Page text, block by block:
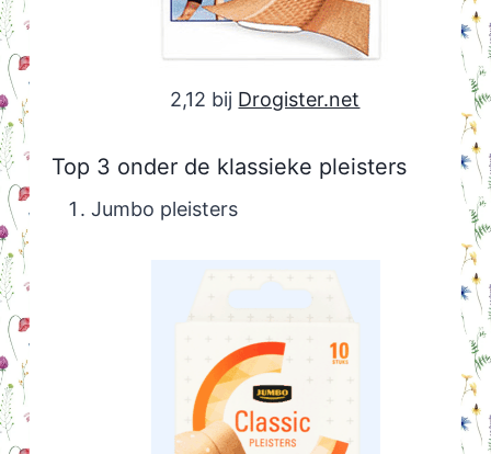
2,12 bij Drogister.net
Top 3 onder de klassieke pleisters
Jumbo pleisters